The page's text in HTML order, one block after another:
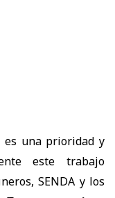
es una prioridad y
este trabajo
SENDA y los